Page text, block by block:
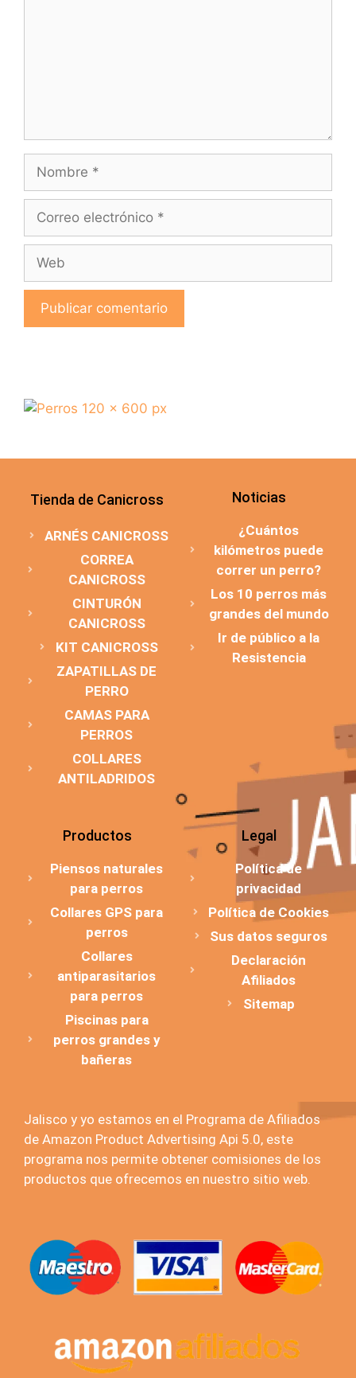
Tienda de Canicross
ARNÉS CANICROSS
CORREA
CANICROSS
CINTURÓN
CANICROSS
KIT CANICROSS
ZAPATILLAS DE
PERRO
CAMAS PARA
PERROS
COLLARES
ANTILADRIDOS
Noticias
¿Cuántos
kilómetros puede
correr un perro?
Los 10 perros más
grandes del mundo
Ir de público a la
Resistencia
Productos
Piensos naturales
para perros
Collares GPS para
perros
Collares
antiparasitarios
para perros
Piscinas para
perros grandes y
bañeras
Legal
Política de
privacidad
Política de Cookies
Sus datos seguros
Declaración
Afiliados
Sitemap
Jalisco y yo estamos en el Programa de Afiliados
de Amazon Product Advertising Api 5.0, este
programa nos permite obtener comisiones de los
productos que ofrecemos en nuestro sitio web.